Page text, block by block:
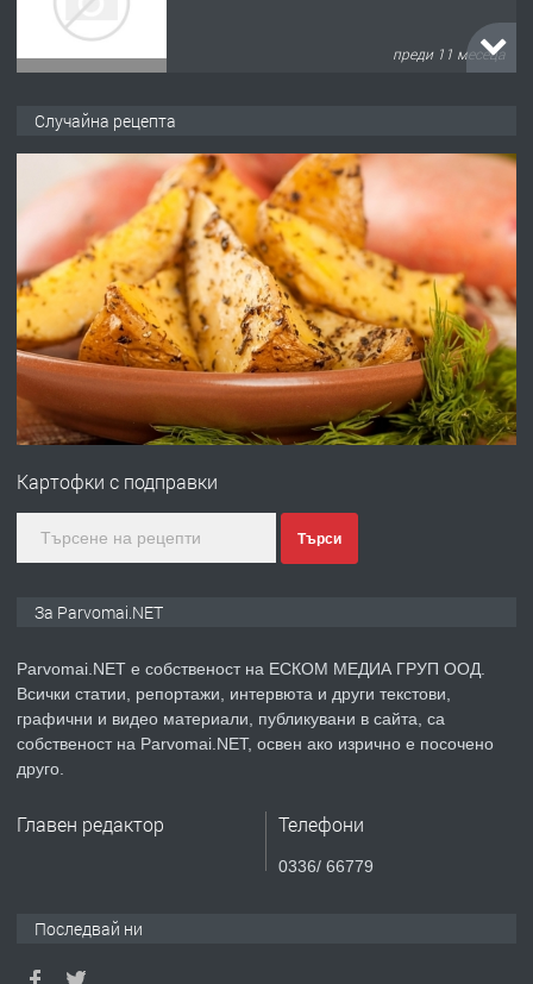
преди 11 месеца
преди 1 година
ПРЕДЛАГА Работа за общи работници
преди 1 година
ПРЕДЛАГА
Първи поход "По стъпките на Ангел
преди 1 година
ПРЕДЛАГА Уроци по Математика
Случайна рецепта
Картофки с подправки
Търси
За Parvomai.NET
Parvomai.NET е собственост на ЕСКОМ МЕДИА ГРУП ООД.
Всички статии, репортажи, интервюта и други текстови,
графични и видео материали, публикувани в сайта, са
собственост на Parvomai.NET, освен ако изрично е посочено
друго.
Главен редактор Телефони
0336/ 66779
Последвай ни